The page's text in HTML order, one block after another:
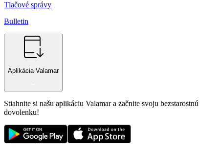
Tlačové správy
Bulletin
Aplikácia Valamar
Stiahnite si našu aplikáciu Valamar a začnite svoju bezstarostnú
dovolenku!